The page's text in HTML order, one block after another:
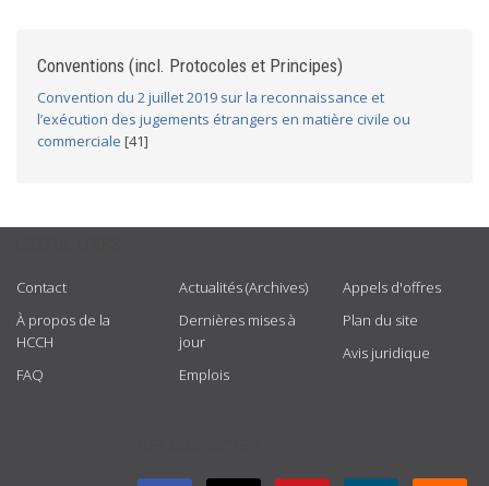
Conventions (incl. Protocoles et Principes)
Convention du 2 juillet 2019 sur la reconnaissance et
l’exécution des jugements étrangers en matière civile ou
commerciale [41]
Contact
À propos de la
HCCH
FAQ
Actualités (Archives)
Dernières mises à
jour
Emplois
Appels d'offres
Plan du site
Avis juridique